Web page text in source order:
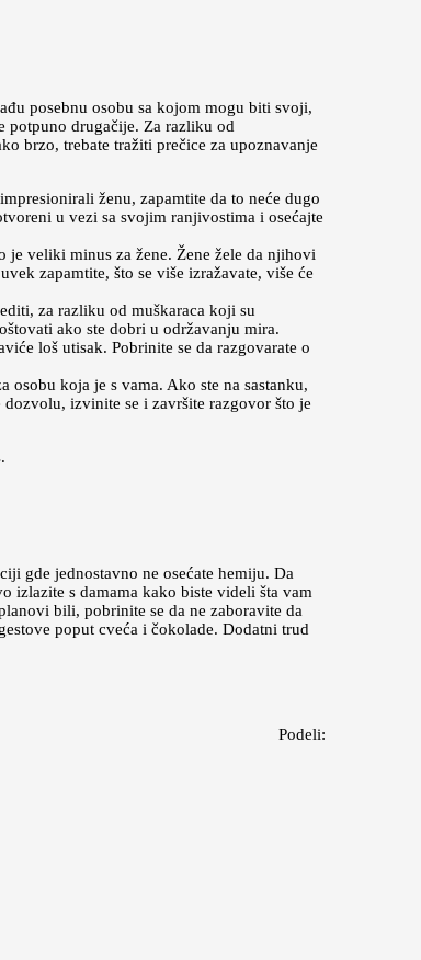
posebnu osobu sa kojom mogu biti svoji,
potpuno drugačije. Za razliku od
brzo, trebate tražiti prečice za upoznavanje
ženu, zapamtite da to neće dugo
u vezi sa svojim ranjivostima i osećajte
veliki minus za žene. Žene žele da njihovi
zapamtite, što se više izražavate, više će
za razliku od muškaraca koji su
ako ste dobri u održavanju mira.
loš utisak. Pobrinite se da razgovarate o
osobu koja je s vama. Ako ste na sastanku,
izvinite se i završite razgovor što je
gde jednostavno ne osećate hemiju. Da
izlazite s damama kako biste videli šta vam
bili, pobrinite se da ne zaboravite da
poput cveća i čokolade. Dodatni trud
Podeli: